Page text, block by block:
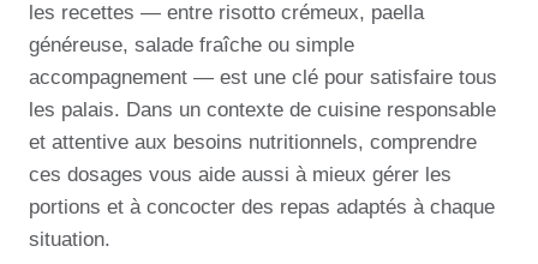
les recettes — entre risotto crémeux, paella
généreuse, salade fraîche ou simple
accompagnement — est une clé pour satisfaire tous
les palais. Dans un contexte de cuisine responsable
et attentive aux besoins nutritionnels, comprendre
ces dosages vous aide aussi à mieux gérer les
portions et à concocter des repas adaptés à chaque
situation.